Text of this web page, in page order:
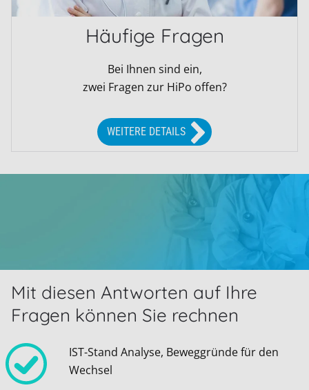
Häufige Fragen
Bei Ihnen sind ein,
zwei Fragen zur HiPo offen?
WEITERE DETAILS
Mit diesen Antworten auf Ihre
Fragen können Sie rechnen
IST-Stand Analyse, Beweggründe für den
Wechsel